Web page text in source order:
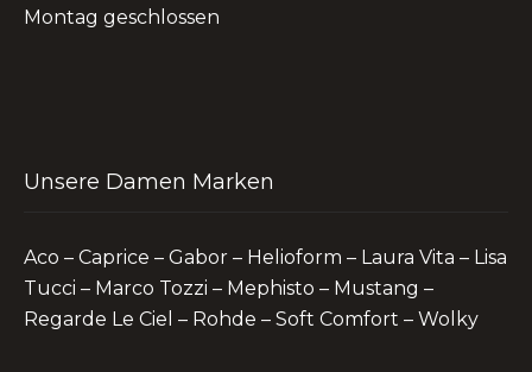
Montag geschlossen
Unsere Damen Marken
Aco – Caprice – Gabor – Helioform – Laura Vita – Lisa
Tucci – Marco Tozzi – Mephisto – Mustang –
Regarde Le Ciel – Rohde – Soft Comfort – Wolky